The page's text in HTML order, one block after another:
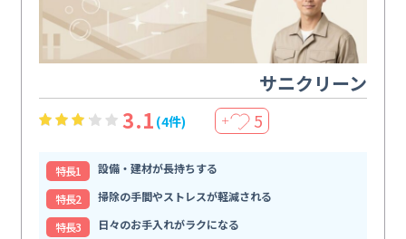
サニクリーン
3.1 (4件) ＋ 5
特⻑1
設備・建材が長持ちする
特⻑2
掃除の手間やストレスが軽減される
特⻑3
日々のお手入れがラクになる